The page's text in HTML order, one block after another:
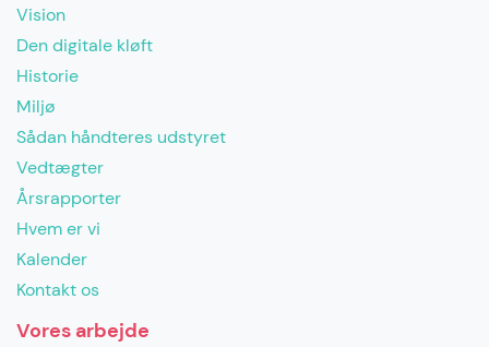
Vision
Den digitale kløft
Historie
Miljø
Sådan håndteres udstyret
Vedtægter
Årsrapporter
Hvem er vi
Kalender
Kontakt os
Vores arbejde